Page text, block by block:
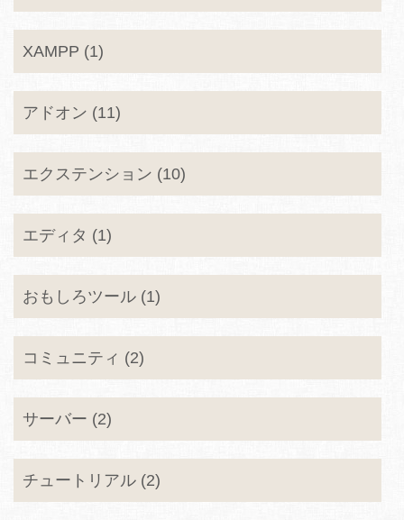
XAMPP (1)
アドオン (11)
エクステンション (10)
エディタ (1)
おもしろツール (1)
コミュニティ (2)
サーバー (2)
チュートリアル (2)